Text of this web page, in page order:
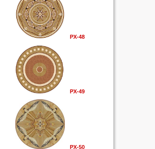
РХ-48
РХ-49
РХ-50